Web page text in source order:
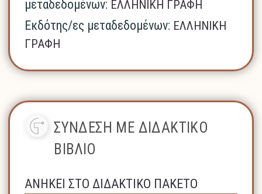
μεταδεδομένων: ΕΛΛΗΝΙΚΗ ΓΡΑΦΗ
Εκδότης/ες μεταδεδομένων: ΕΛΛΗΝΙΚΗ
ΓΡΑΦΗ
ΣΥΝΔΕΣΗ ΜΕ ΔΙΔΑΚΤΙΚΟ
ΒΙΒΛΙΟ
ΑΝΗΚΕΙ ΣΤΟ ΔΙΔΑΚΤΙΚΟ ΠΑΚΕΤΟ